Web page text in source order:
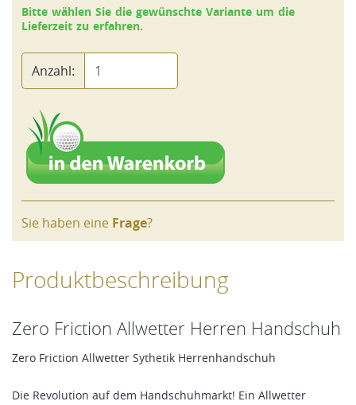
Bitte wählen Sie die gewünschte Variante um die
Lieferzeit zu erfahren.
Anzahl:
Sie haben eine Frage?
Produktbeschreibung
Zero Friction Allwetter Herren Handschuh
Zero Friction Allwetter Sythetik Herrenhandschuh
Die Revolution auf dem Handschuhmarkt! Ein Allwetter